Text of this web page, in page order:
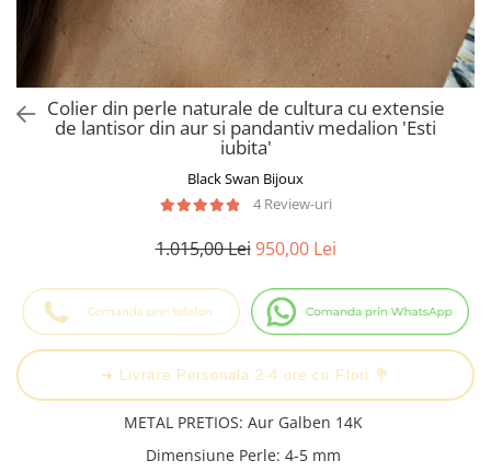
Cadouri pentru Absolvire
Cadou Educatoare / Invatatoare /
Profesoare
Cadouri Cupluri
Cercei din aur
Bijuterii Profesii
Bijuterii Pasiuni & Hobby
Bijuterii Tematice Sport
Bijuterii cu mesaj Motivational
Bijuterii personalizate cu poza
Colier din perle naturale de cultura cu extensie
de lantisor din aur si pandantiv medalion 'Esti
iubita'
Black Swan Bijoux
4 Review-uri
1.015,00 Lei 950,00 Lei
➔ Livrare Personala 2-4 ore cu Flori 💐
METAL PRETIOS: Aur Galben 14K
Dimensiune Perle: 4-5 mm